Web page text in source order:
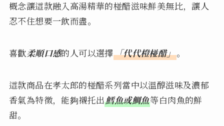
概念讓這款融入高湯精華的椪醋滋味鮮美無比，讓人
忍不住想要一飲而盡。
喜歡柔順口感的人可以選擇「代代橙椪醋」。
這款商品在孝太郎的椪醋系列當中以溫醇滋味及濃郁
香氣為特徵，能夠襯托出鱈魚或鯛魚等白肉魚的鮮
甜。